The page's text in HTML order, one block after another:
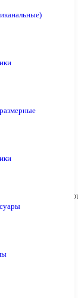
Basic —…
Насадка Deep